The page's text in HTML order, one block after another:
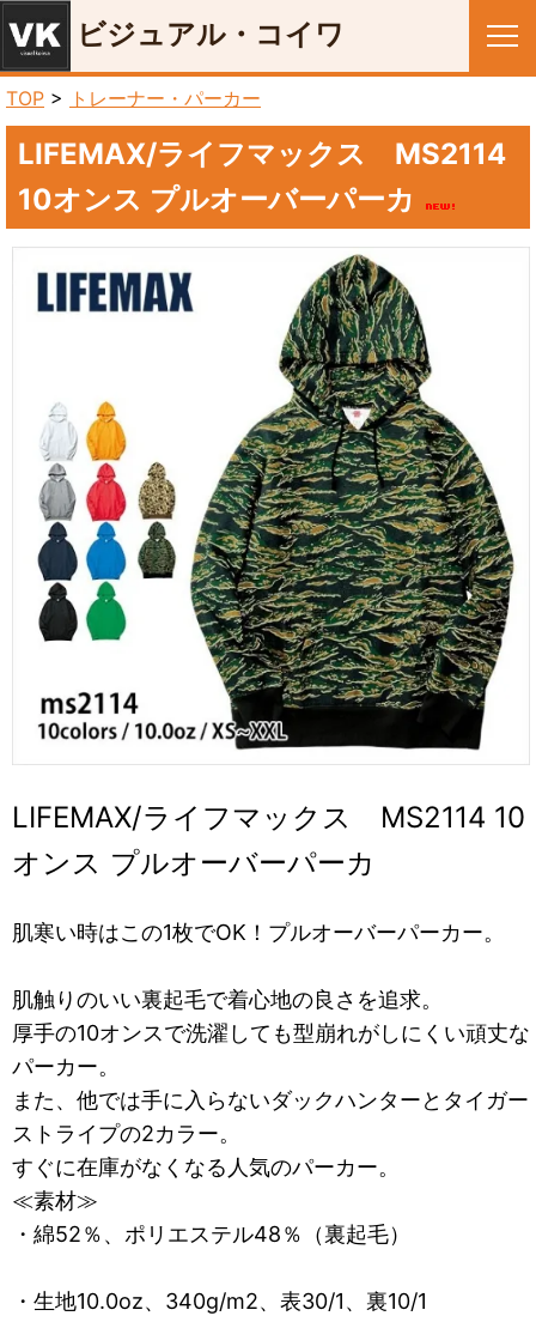
ビジュアル・コイワ
TOP > トレーナー・パーカー
LIFEMAX/ライフマックス MS2114
10オンス プルオーバーパーカ
LIFEMAX/ライフマックス MS2114 10
オンス プルオーバーパーカ
肌寒い時はこの1枚でOK！プルオーバーパーカー。
肌触りのいい裏起毛で着心地の良さを追求。
厚手の10オンスで洗濯しても型崩れがしにくい頑丈な
パーカー。
また、他では手に入らないダックハンターとタイガー
ストライプの2カラー。
すぐに在庫がなくなる人気のパーカー。
≪素材≫
・綿52％、ポリエステル48％（裏起毛）
・生地10.0oz、340g/m2、表30/1、裏10/1